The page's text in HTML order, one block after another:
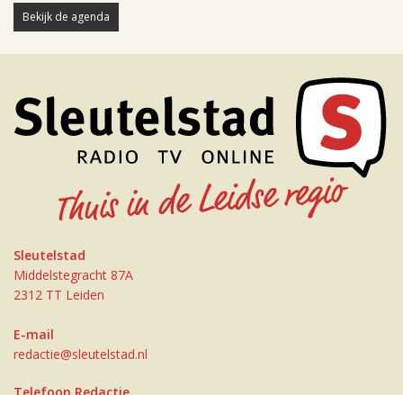
Bekijk de agenda
Sleutelstad
Middelstegracht 87A
2312 TT Leiden
E-mail
redactie@sleutelstad.nl